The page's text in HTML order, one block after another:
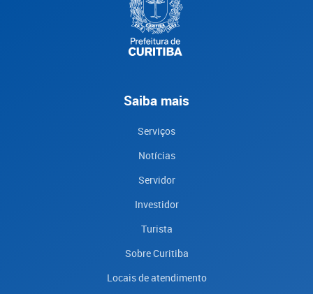
Saiba mais
Serviços
Notícias
Servidor
Investidor
Turista
Sobre Curitiba
Locais de atendimento